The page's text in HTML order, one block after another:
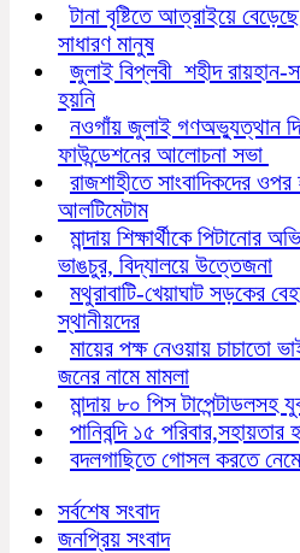
টানা বৃষ্টিতে আত্রাইয়ে
সাধারণ মানুষ
জুলাই বিপ্লবী শহীদ রায়হান-
হয়নি
নওগাঁয় জুলাই গণঅভ্যুত্থান
ফাউন্ডেশনের আলোচনা সভা
রাজশাহীতে সাংবাদিকদের
আলটিমেটাম
মান্দায় শিক্ষার্থীকে পিটানোর
ভাঙচুর, বিদ্যালয়ে উত্তেজনা
মথুরাবাটি-খেয়াঘাট সড়কের
স্থানীয়দের
মায়ের পক্ষ নেওয়ায় চাচাতো
জনের নামে মামলা
মান্দায় ৮০ পিস
পানিবন্দি ১৫
বদলগাছিতে গোসল করতে নেমে
সর্বশেষ সংবাদ
জনপ্রিয় সংবাদ